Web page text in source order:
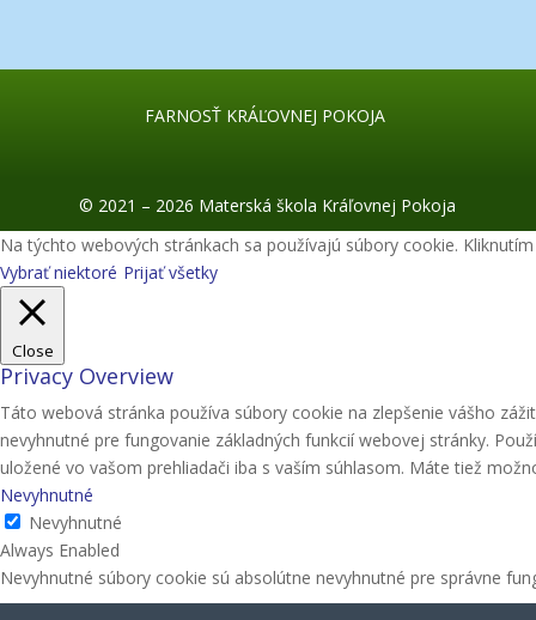
FARNOSŤ KRÁĽOVNEJ POKOJA
© 2021 – 2026 Materská škola Kráľovnej Pokoja
Na týchto webových stránkach sa používajú súbory cookie.
Vybrať niektoré Prijať všetky
Close
Privacy Overview
Táto webová stránka používa súbory cookie na zlepšenie vášho
nevyhnutné pre fungovanie základných funkcií webovej stránky.
uložené vo vašom prehliadači iba s vaším súhlasom. Máte tiež
Nevyhnutné
Nevyhnutné
Always Enabled
Nevyhnutné súbory cookie sú absolútne nevyhnutné pre správne